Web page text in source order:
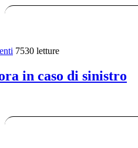
7530 letture
in caso di sinistro